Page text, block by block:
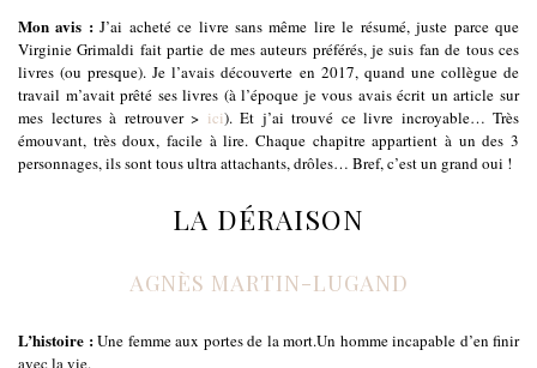
Mon avis :J’ai acheté ce livre sans même lire le résumé, juste parce que
Virginie Grimaldi fait partie de mes auteurs préférés, je suis fan de tous ces
livres (ou presque). Je l’avais découverte en 2017, quand une collègue de
travail m’avait prêté ses livres (à l’époque je vous avais écrit un article sur
mes lectures à retrouver > ici). Et j’ai trouvé ce livre incroyable… Très
émouvant, très doux, facile à lire. Chaque chapitre appartient à un des 3
personnages, ils sont tous ultra attachants, drôles… Bref, c’est un grand oui !
LA DÉRAISON
AGNÈS MARTIN-LUGAND
L’histoire :Une femme aux portes de la mort.Un homme incapable d’en finir